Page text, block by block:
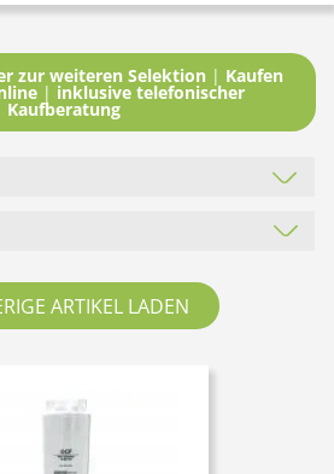
zur weiteren Selektion| Kaufen
| inklusive telefonischer
Kaufberatung
ARTIKEL LADEN